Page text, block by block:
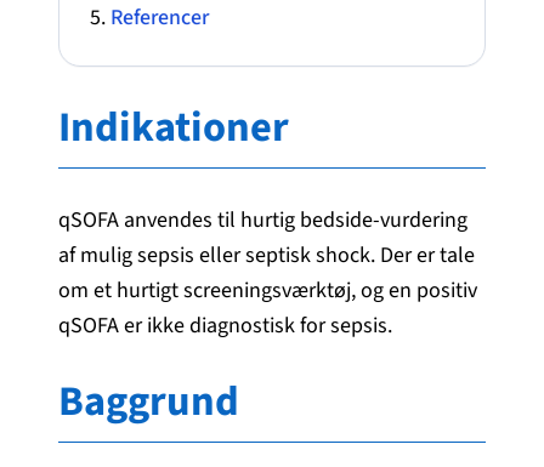
Referencer
Indikationer
qSOFA anvendes til hurtig bedside-vurdering
af mulig sepsis eller septisk shock. Der er tale
om et hurtigt screeningsværktøj, og en positiv
qSOFA er ikke diagnostisk for sepsis.
Baggrund